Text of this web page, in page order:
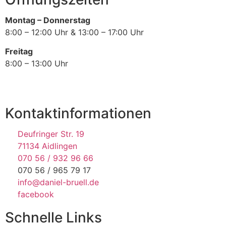
Montag – Donnerstag
8:00 – 12:00 Uhr & 13:00 – 17:00 Uhr
Freitag
8:00 – 13:00 Uhr
Kontaktinformationen
Deufringer Str. 19
71134 Aidlingen
070 56 / 932 96 66
070 56 / 965 79 17
info@daniel-bruell.de
facebook
Schnelle Links